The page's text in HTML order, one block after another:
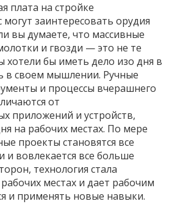
плата на стройке
заинтересовать орудия
вы думаете, что массивные
и гвозди — это не те
бы иметь дело изо дня в
в своем мышлении. Ручные
и процессы вчерашнего
от
приложений и устройств,
на рабочих местах. По мере
проекты становятся все
вовлекается все больше
технология стала
местах и дает рабочим
и применять новые навыки.